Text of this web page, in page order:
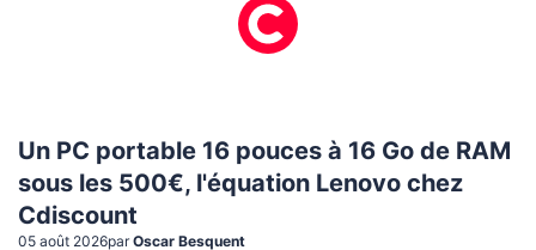
Un PC portable 16 pouces à 16 Go de RAM
sous les 500€, l'équation Lenovo chez
Cdiscount
05 août 2026par Oscar Besquent